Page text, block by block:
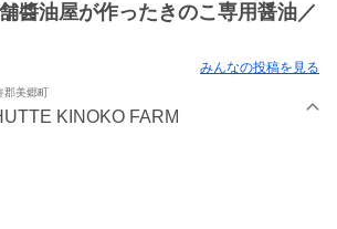
醬油屋が作ったきのこ専用醤油／
みんなの投稿を見る
郡美郷町
KINOKO FARM